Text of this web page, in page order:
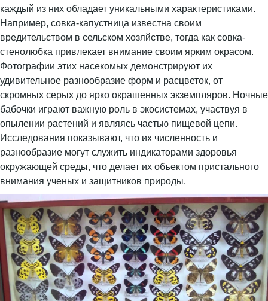
каждый из них обладает уникальными характеристиками.
Например, совка-капустница известна своим
вредительством в сельском хозяйстве, тогда как совка-
стенолюбка привлекает внимание своим ярким окрасом.
Фотографии этих насекомых демонстрируют их
удивительное разнообразие форм и расцветок, от
скромных серых до ярко окрашенных экземпляров. Ночные
бабочки играют важную роль в экосистемах, участвуя в
опылении растений и являясь частью пищевой цепи.
Исследования показывают, что их численность и
разнообразие могут служить индикаторами здоровья
окружающей среды, что делает их объектом пристального
внимания ученых и защитников природы.